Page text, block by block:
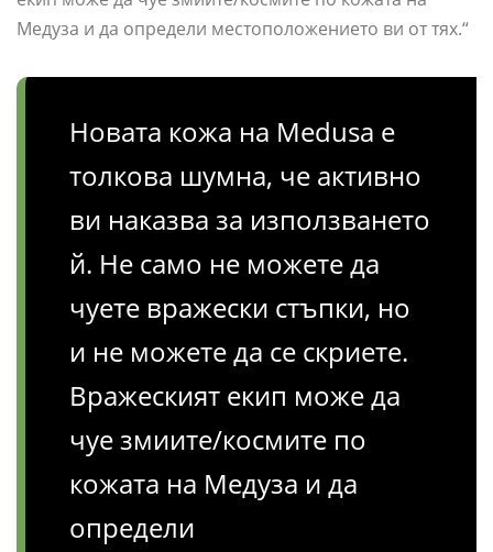
Медуза и да определи местоположението ви от тях.“
Новата кожа на Medusa е
толкова шумна, че активно
ви наказва за използването
й. Не само не можете да
чуете вражески стъпки, но
и не можете да се скриете.
Вражеският екип може да
чуе змиите/космите по
кожата на Медуза и да
определи